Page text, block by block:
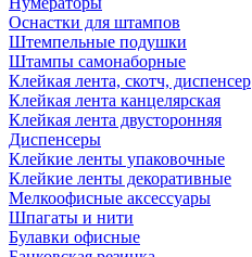
Оснастки для штампов
Штемпельные подушки
Штампы самонаборные
Клейкая лента, скотч, диспенсер
Клейкая лента канцелярская
Клейкая лента двусторонняя
Диспенсеры
Клейкие ленты упаковочные
Клейкие ленты декоративные
Мелкоофисные аксессуары
Шпагаты и нити
Булавки офисные